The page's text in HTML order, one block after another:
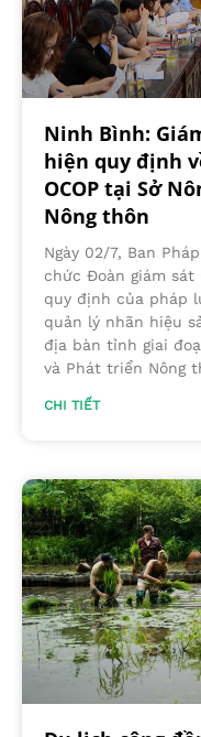
Ninh Bình:
hiện quy định
OCOP tại Sở
Nông thôn
Ngày 02/7, Ban
chức Đoàn giám
quy định của pháp
quản lý nhãn hiệu
địa bàn tỉnh giai
và Phát triển Nông
CHI TIẾT